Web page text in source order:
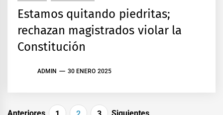
Estamos quitando piedritas;
rechazan magistrados violar la
Constitución
ADMIN 30 ENERO 2025
Paginación
Anteriores Siguientes